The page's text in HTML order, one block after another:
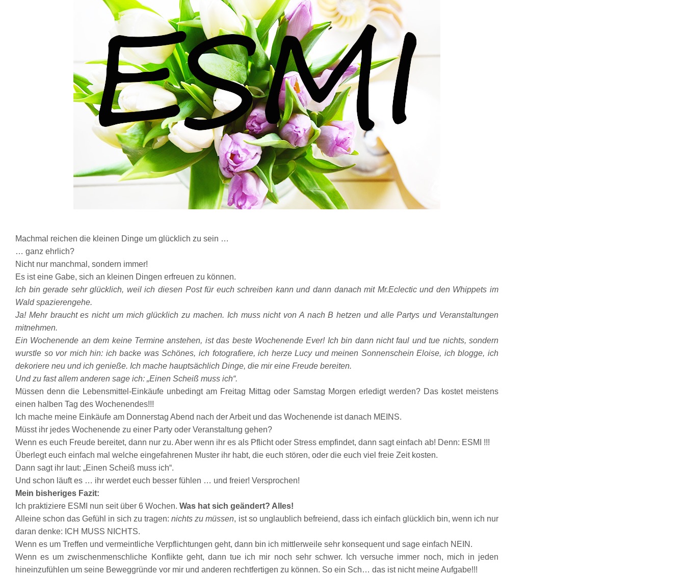
Machmal reichen die kleinen Dinge um glücklich zu sein …
… ganz ehrlich?
Nicht nur manchmal, sondern immer!
Es ist eine Gabe, sich an kleinen Dingen erfreuen zu können.
Ich bin gerade sehr glücklich, weil ich diesen Post für euch schreiben kann und dann danach mit Mr.Eclectic und den Whippets im
Wald spazierengehe.
Ja! Mehr braucht es nicht um mich glücklich zu machen. Ich muss nicht von A nach B hetzen und alle Partys und Veranstaltungen
mitnehmen.
Ein Wochenende an dem keine Termine anstehen, ist das beste Wochenende Ever! Ich bin dann nicht faul und tue nichts, sondern
wurstle so vor mich hin: ich backe was Schönes, ich fotografiere, ich herze Lucy und meinen Sonnenschein Eloise, ich blogge, ich
dekoriere neu und ich genieße. Ich mache hauptsächlich Dinge, die mir eine Freude bereiten.
Und zu fast allem anderen sage ich: „Einen Scheiß muss ich“.
Müssen denn die Lebensmittel-Einkäufe unbedingt am Freitag Mittag oder Samstag Morgen erledigt werden? Das kostet meistens
einen halben Tag des Wochenendes!!!
Ich mache meine Einkäufe am Donnerstag Abend nach der Arbeit und das Wochenende ist danach MEINS.
Müsst ihr jedes Wochenende zu einer Party oder Veranstaltung gehen?
Wenn es euch Freude bereitet, dann nur zu. Aber wenn ihr es als Pflicht oder Stress empfindet, dann sagt einfach ab! Denn: ESMI !!!
Überlegt euch einfach mal welche eingefahrenen Muster ihr habt, die euch stören, oder die euch viel freie Zeit kosten.
Dann sagt ihr laut: „Einen Scheiß muss ich“.
Und schon läuft es … ihr werdet euch besser fühlen … und freier! Versprochen!
Mein bisheriges Fazit:
Ich praktiziere ESMI nun seit über 6 Wochen. Was hat sich geändert? Alles!
Alleine schon das Gefühl in sich zu tragen:nichts zu müssen, ist so unglaublich befreiend, dass ich einfach glücklich bin, wenn ich nur
daran denke: ICH MUSS NICHTS.
Wenn es um Treffen und vermeintliche Verpflichtungen geht, dann bin ich mittlerweile sehr konsequent und sage einfach N EIN.
Wenn es um zwischenmenschliche Konflikte geht, dann tue ich mir noch sehr schwer. Ich versuche immer noch, mich in jeden
hineinzufühlen um seine Beweggründe vor mir und anderen rechtfertigen zu können. So ein Sch… das ist nicht meine Aufgabe!!!